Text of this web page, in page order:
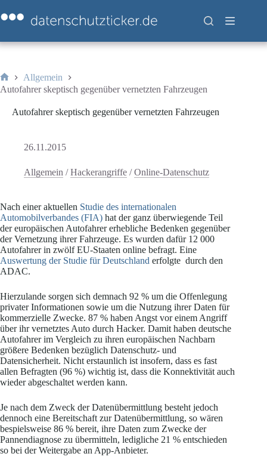
Inhalt
springen
Start
Allgemein
Autofahrer skeptisch gegenüber vernetzten Fahrzeugen
Autofahrer skeptisch gegenüber vernetzten Fahrzeugen
26.11.2015
Allgemein /Hackerangriffe /Online-Datenschutz
Nach einer aktuellen Studie des internationalen
Automobilverbandes (FIA) hat der ganz überwiegende Teil
der europäischen Autofahrer erhebliche Bedenken gegenüber
der Vernetzung ihrer Fahrzeuge. Es wurden dafür 12 000
Autofahrer in zwölf EU-Staaten online befragt. Eine
Auswertung der Studie für Deutschland erfolgte durch den
ADAC.
Hierzulande sorgen sich demnach 92 % um die Offenlegung
privater Informationen sowie um die Nutzung ihrer Daten für
kommerzielle Zwecke. 87 % haben Angst vor einem Angriff
über ihr vernetztes Auto durch Hacker. Damit haben deutsche
Autofahrer im Vergleich zu ihren europäischen Nachbarn
größere Bedenken bezüglich Datenschutz- und
Datensicherheit. Nicht erstaunlich ist insofern, dass es fast
allen Befragten (96 %) wichtig ist, dass die Konnektivität auch
wieder abgeschaltet werden kann.
Je nach dem Zweck der Datenübermittlung besteht jedoch
dennoch eine Bereitschaft zur Datenübermittlung, so wären
bespielsweise 86 % bereit, ihre Daten zum Zwecke der
Pannendiagnose zu übermitteln, ledigliche 21 % entschieden
so bei der Weitergabe an App-Anbieter.